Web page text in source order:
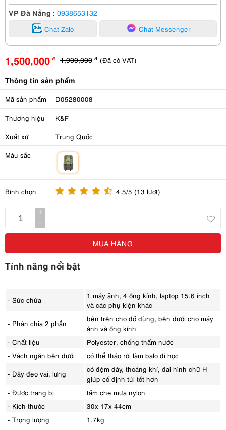
VP Đà Nẵng : 0938653132
Chat Zalo Chat Messenger
1,500,000 đ 1,900,000 đ (Đã có VAT)
Thông tin sản phẩm
Mã sản phẩm D05280008
Thương hiệu K&F
Xuất xứ Trung Quốc
Màu sắc
Bình chọn 4.5/5 (13 lượt)
+
-
MUA HÀNG
Tính năng nổi bật
- Sức chứa
1 máy ảnh, 4 ống kính, laptop 15.6 inch
và các phụ kiện khác
- Phân chia 2 phần
bên trên cho đồ dùng, bên dưới cho máy
ảnh và ống kính
- Chất liệu
Polyester, chống thấm nước
- Vách ngăn bên dưới
có thể tháo rời làm balo đi học
- Dây đeo vai, lưng
có đệm dày, thoáng khí, đai hình chữ H
giúp cố định túi tốt hơn
- Được trang bị
tấm che mưa nylon
- Kích thước
30x 17x 44cm
- Trọng lượng
1.7kg